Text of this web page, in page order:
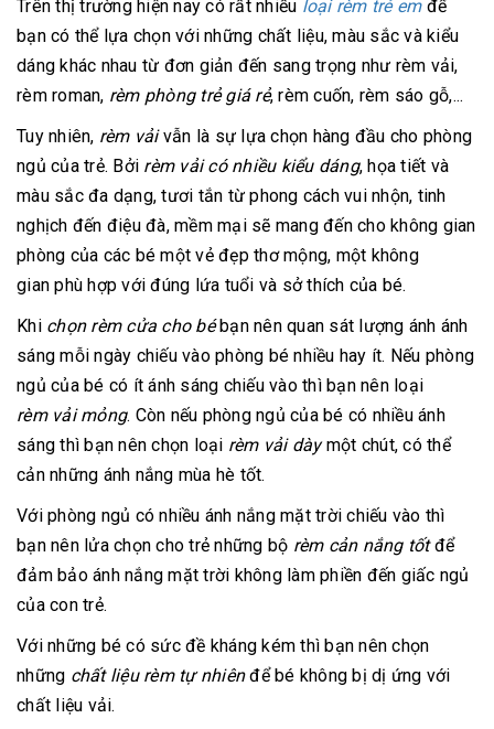
Trên thị trường hiện nay có rất nhiều loại rèm trẻ emđể
bạn có thể lựa chọn với những chất liệu, màu sắc và kiểu
dáng khác nhau từ đơn giản đến sang trọng như rèm vải,
rèm roman, rèm phòng trẻ giá rẻ, rèm cuốn, rèm sáo gỗ,...
Tuy nhiên, rèm vảivẫn là sự lựa chọn hàng đầu cho phòng
ngủ của trẻ. Bởi rèm vải có nhiều kiểu dáng, họa tiết và
màu sắc đa dạng, tươi tắn từ phong cách vui nhộn, tinh
nghịch đến điệu đà, mềm mại sẽ mang đến cho không gian
phòng của các bé một vẻ đẹp thơ mộng, một không
gian phù hợp với đúng lứa tuổi và sở thích của bé.
Khi chọn rèm cửa cho bébạn nên quan sát lượng ánh ánh
sáng mỗi ngày chiếu vào phòng bé nhiều hay ít. Nếu phòng
ngủ của bé có ít ánh sáng chiếu vào thì bạn nên loại
rèm vải mỏng. Còn nếu phòng ngủ của bé có nhiều ánh
sáng thì bạn nên chọn loại rèm vải dàymột chút, có thể
cản những ánh nắng mùa hè tốt.
Với phòng ngủ có nhiều ánh nắng mặt trời chiếu vào thì
bạn nên lửa chọn cho trẻ những bộ rèm cản nắng tốtđể
đảm bảo ánh nắng mặt trời không làm phiền đến giấc ngủ
của con trẻ.
Với những bé có sức đề kháng kém thì bạn nên chọn
những chất liệu rèm tự nhiênđể bé không bị dị ứng với
chất liệu vải.